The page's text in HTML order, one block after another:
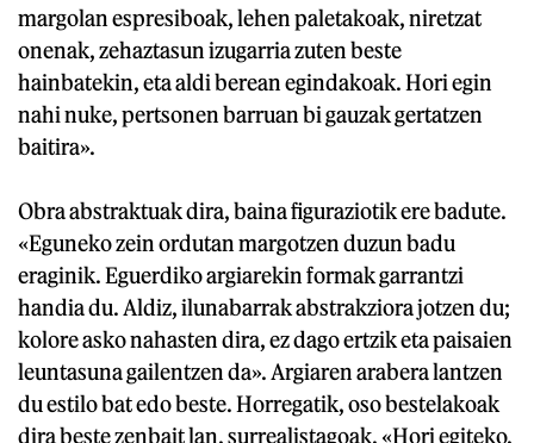
margolan espresiboak, lehen paletakoak, niretzat
onenak, zehaztasun izugarria zuten beste
hainbatekin, eta aldi berean egindakoak. Hori egin
nahi nuke, pertsonen barruan bi gauzak gertatzen
baitira».
Obra abstraktuak dira, baina figuraziotik ere badute.
«Eguneko zein ordutan margotzen duzun badu
eraginik. Eguerdiko argiarekin formak garrantzi
handia du. Aldiz, ilunabarrak abstrakziora jotzen du;
kolore asko nahasten dira, ez dago ertzik eta paisaien
leuntasuna gailentzen da». Argiaren arabera lantzen
du estilo bat edo beste. Horregatik, oso bestelakoak
dira beste zenbait lan, surrealistagoak. «Hori egiteko,